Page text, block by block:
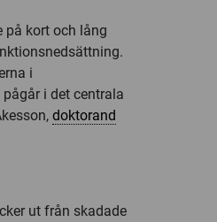
på kort och lång
i
i det centrala
doktorand
ut från skadade